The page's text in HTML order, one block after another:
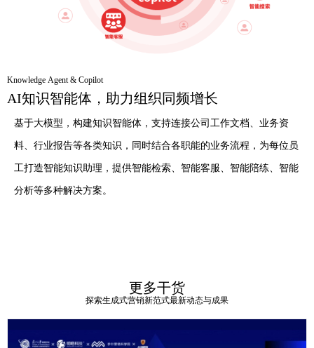
Knowledge Agent & Copilot
AI知识智能体，助力组织同频增长
基于大模型，构建知识智能体，支持连接公司工作文档、业务资
料、行业报告等各类知识，同时结合各职能的业务流程，为每位员
工打造智能知识助理，提供智能检索、智能客服、智能陪练、智能
分析等多种解决方案。
更多干货
探索生成式营销新范式最新动态与成果